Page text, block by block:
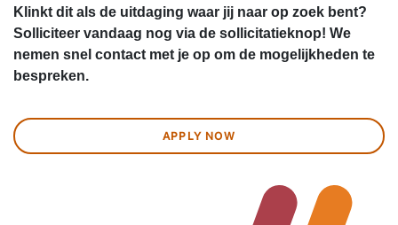
Klinkt dit als de uitdaging waar jij naar op zoek bent?
Solliciteer vandaag nog via de sollicitatieknop! We
nemen snel contact met je op om de mogelijkheden te
bespreken.
APPLY NOW